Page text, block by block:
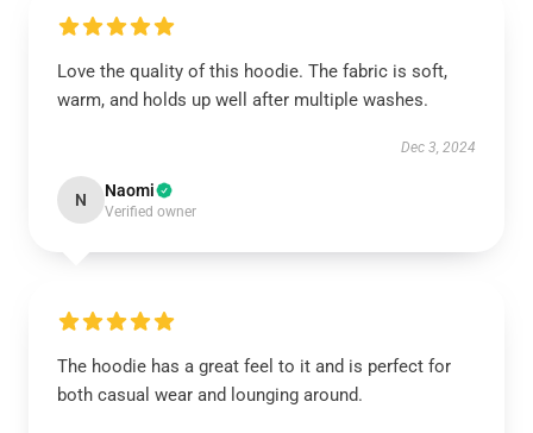
Love the quality of this hoodie. The fabric is soft,
warm, and holds up well after multiple washes.
Dec 3, 2024
N Naomi
Verified owner
The hoodie has a great feel to it and is perfect for
both casual wear and lounging around.